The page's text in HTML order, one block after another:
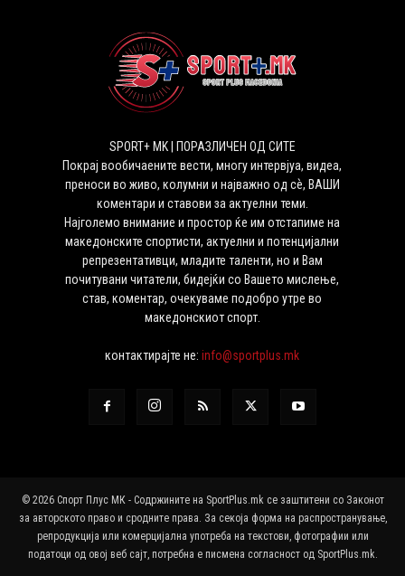
SPORT+ MK | ПОРАЗЛИЧЕН ОД СИТЕ
Покрај вообичаените вести, многу интервјуа, видеа,
преноси во живо, колумни и најважно од сѐ, ВАШИ
коментари и ставови за актуелни теми.
Најголемо внимание и простор ќе им отстапиме на
македонските спортисти, актуелни и потенцијални
репрезентативци, младите таленти, но и Вам
почитувани читатели, бидејќи со Вашето мислење,
став, коментар, очекуваме подобро утре во
македонскиот спорт.
контактирајте не:info@sportplus.mk
© 2026 Спорт Плус МК - Содржините на SportPlus.mk се заштитени со Законот
за авторското право и сродните права. За секоја форма на распространување,
репродукција или комерцијална употреба на текстови, фотографии или
податоци од овој веб сајт, потребна е писмена согласност од SportPlus.mk.